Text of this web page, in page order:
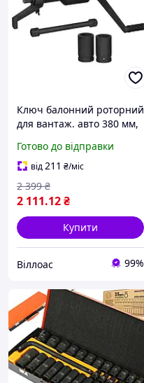
Ключ балонний роторний
для вантаж. авто 380 мм,
3800 Нм, головки 32, 33
мм, пласт. кейс
Готово до відправки
від211 ₴/міс
2 111.12₴
2 399 ₴
Купити
Віллоас 99%